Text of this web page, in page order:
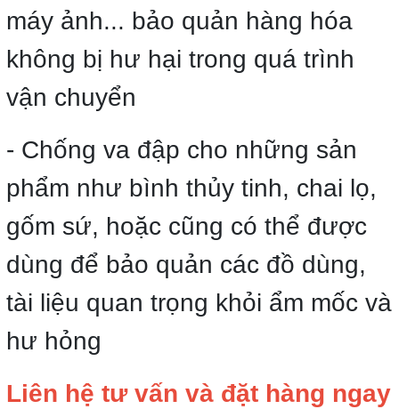
máy ảnh... bảo quản hàng hóa
không bị hư hại trong quá trình
vận chuyển
- Chống va đập cho những sản
phẩm như bình thủy tinh, chai lọ,
gốm sứ, hoặc cũng có thể được
dùng để bảo quản các đồ dùng,
tài liệu quan trọng khỏi ẩm mốc và
hư hỏng
Liên hệ tư vấn và đặt hàng ngay